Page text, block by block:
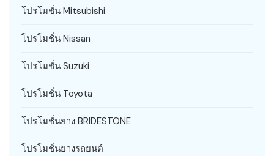
โปรโมชั่น Mitsubishi
โปรโมชั่น Nissan
โปรโมชั่น Suzuki
โปรโมชั่น Toyota
โปรโมชั่นยาง BRIDESTONE
โปรโมชั่นยางรถยนต์